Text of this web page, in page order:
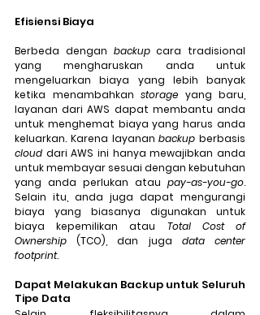
Efisiensi Biaya
Berbeda dengan backup cara tradisional
yang mengharuskan anda untuk
mengeluarkan biaya yang lebih banyak
ketika menambahkan storage yang baru,
layanan dari AWS dapat membantu anda
untuk menghemat biaya yang harus anda
keluarkan. Karena layanan backup
cloud dari AWS ini hanya mewajibkan anda
untuk membayar sesuai dengan kebutuhan
yang anda perlukan atau pay-as-you-go.
Selain itu, anda juga dapat mengurangi
biaya yang biasanya digunakan untuk
biaya kepemilikan atau Total Cost of
Ownership (TCO), dan juga data center
footprint.
Dapat Melakukan Backup untuk Seluruh
Tipe Data